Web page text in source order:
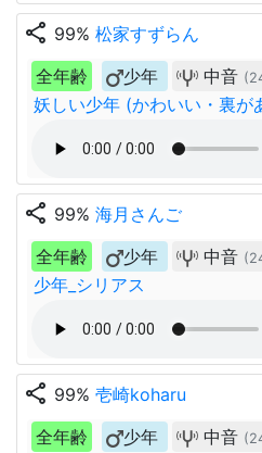
share 99% 松家すずらん
全年齢
少年 中音
妖しい少年 (かわいい・裏が
share 99% 海月さんご
全年齢
少年 中音
少年_シリアス
share 99% 壱崎koharu
全年齢
少年 中音